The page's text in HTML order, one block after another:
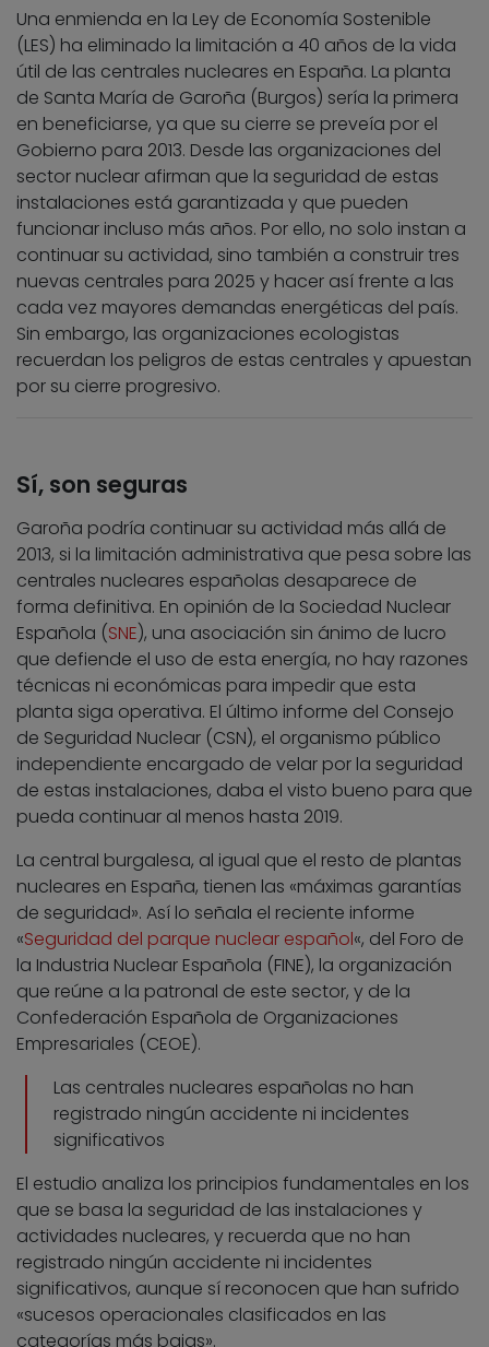
Una enmienda en la Ley de Economía Sostenible
(LES) ha eliminado la limitación a 40 años de la vida
útil de las centrales nucleares en España. La planta
de Santa María de Garoña (Burgos) sería la primera
en beneficiarse, ya que su cierre se preveía por el
Gobierno para 2013. Desde las organizaciones del
sector nuclear afirman que la seguridad de estas
instalaciones está garantizada y que pueden
funcionar incluso más años. Por ello, no solo instan a
continuar su actividad, sino también a construir tres
nuevas centrales para 2025 y hacer así frente a las
cada vez mayores demandas energéticas del país.
Sin embargo, las organizaciones ecologistas
recuerdan los peligros de estas centrales y apuestan
por su cierre progresivo.
Sí, son seguras
Garoña podría continuar su actividad más allá de
2013, si la limitación administrativa que pesa sobre las
centrales nucleares españolas desaparece de
forma definitiva. En opinión de la Sociedad Nuclear
Española (SNE), una asociación sin ánimo de lucro
que defiende el uso de esta energía, no hay razones
técnicas ni económicas para impedir que esta
planta siga operativa. El último informe del Consejo
de Seguridad Nuclear (CSN), el organismo público
independiente encargado de velar por la seguridad
de estas instalaciones, daba el visto bueno para que
pueda continuar al menos hasta 2019.
La central burgalesa, al igual que el resto de plantas
nucleares en España, tienen las «máximas garantías
de seguridad». Así lo señala el reciente informe
«Seguridad del parque nuclear español«, del Foro de
la Industria Nuclear Española (FINE), la organización
que reúne a la patronal de este sector, y de la
Confederación Española de Organizaciones
Empresariales (CEOE).
Las centrales nucleares españolas no han
registrado ningún accidente ni incidentes
significativos
El estudio analiza los principios fundamentales en los
que se basa la seguridad de las instalaciones y
actividades nucleares, y recuerda que no han
registrado ningún accidente ni incidentes
significativos, aunque sí reconocen que han sufrido
«sucesos operacionales clasificados en las
categorías más bajas».